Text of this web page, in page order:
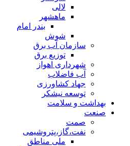
لالی
ماهشهر
بندر امام
شوش
سازمان آب برق
توزیع برق
شهرداری اهواز
آب فاضلاب
جهاد کشاورزی
توسعه نیشکر
بهداشت و سلامت
صنعت
صمت
نفت،گاز،پتروشیمی
ملی مناطق